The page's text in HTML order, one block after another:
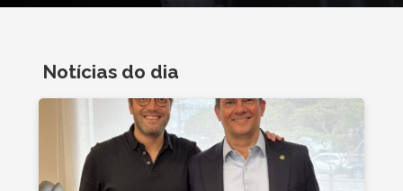
Notícias do dia